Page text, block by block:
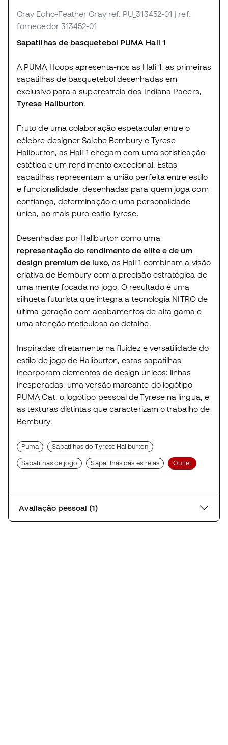
Gray Echo-Feather Gray ref. PU_313452-01 | ref.
fornecedor 313452-01
Sapatilhas de basquetebol PUMA Hali 1
A PUMA Hoops apresenta-nos as Hali 1, as primeiras
sapatilhas de basquetebol desenhadas em
exclusivo para a superestrela dos Indiana Pacers,
Tyrese Haliburton
Fruto de uma colaboração espetacular entre o
célebre designer Salehe Bembury e Tyrese
Haliburton, as Hali 1 chegam com uma sofisticação
estética e um rendimento excecional. Estas
sapatilhas representam a união perfeita entre estilo
e funcionalidade, desenhadas para quem joga com
confiança, determinação e uma personalidade
única, ao mais puro estilo Tyrese.
Desenhadas por Haliburton como uma
representação do rendimento de elite e de um
design premium de luxo, as Hali 1 combinam a visão
criativa de Bembury com a precisão estratégica de
uma mente focada no jogo. O resultado é uma
silhueta futurista que integra a tecnologia NITRO de
última geração com acabamentos de alta gama e
uma atenção meticulosa ao detalhe.
Inspiradas diretamente na fluidez e versatilidade do
estilo de jogo de Haliburton, estas sapatilhas
incorporam elementos de design únicos: linhas
inesperadas, uma versão marcante do logótipo
PUMA Cat, o logótipo pessoal de Tyrese na língua, e
as texturas distintas que caracterizam o trabalho de
Bembury.
Puma Sapatilhas do Tyrese Haliburton
Sapatilhas de jogo Sapatilhas das estrelas Outlet
Avaliação pessoal (1)